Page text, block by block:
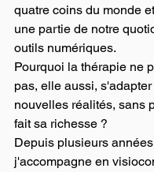
quatre coins du monde
une partie de notre
outils numériques.
Pourquoi la thérapie ne
pas, elle aussi,
nouvelles réalités, sans
fait sa richesse ?
Depuis plusieurs
j'accompagne en